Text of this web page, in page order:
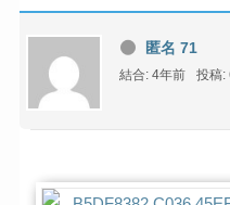
匿名 71
結合: 4年前 投稿: